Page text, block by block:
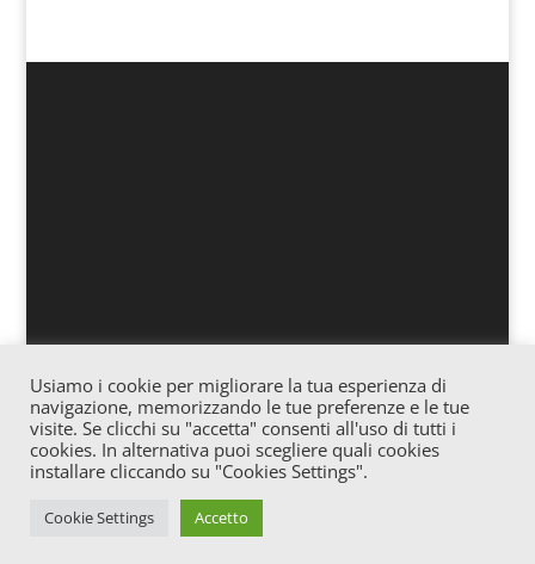
Associazione culturale “Officina” – Via Vitale 25
Gagliano – Cod. fiscale: 91057620865 – Iscrizione
Registro Stampa c/o Tribunale di Enna n° 02/2016
Direttore Responsabile: Josè Trovato – E-mail:
jtrovato79@gmail.com
Usiamo i cookie per migliorare la tua esperienza di
navigazione, memorizzando le tue preferenze e le tue
visite. Se clicchi su "accetta" consenti all'uso di tutti i
cookies. In alternativa puoi scegliere quali cookies
installare cliccando su "Cookies Settings".
Cookie Settings Accetto